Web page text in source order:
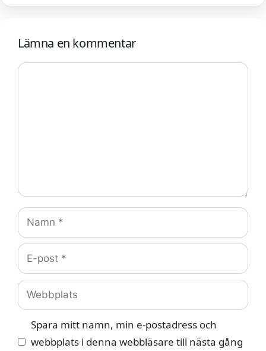
Lämna en kommentar
Kommentar
Namn
E-
post
Webbplats
Spara mitt namn, min e-postadress och
webbplats i denna webbläsare till nästa gång